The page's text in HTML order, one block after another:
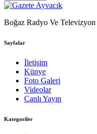
Boğaz Radyo Ve Televizyon
Sayfalar
İletişim
Künye
Foto Galeri
Videolar
Canlı Yayın
Kategoriler